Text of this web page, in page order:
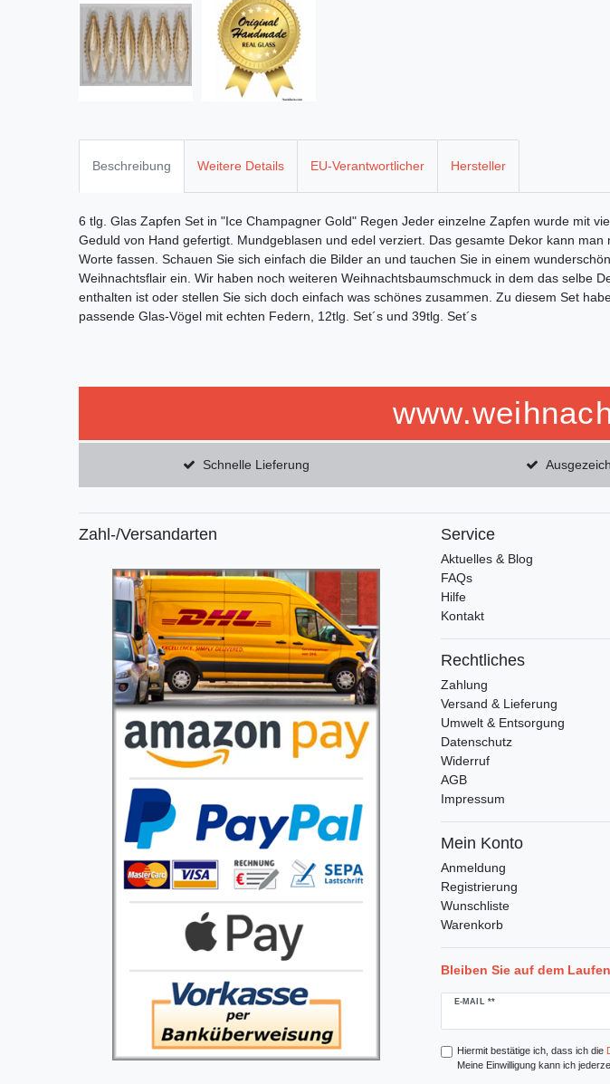
Beschreibung Weitere Details EU-Verantwortlicher Hersteller
6 tlg. Glas Zapfen Set in "Ice Champagner Gold" Regen Jeder einzelne Zapfen wurde mit
Geduld von Hand gefertigt. Mundgeblasen und edel verziert. Das gesamte Dekor kann man
Worte fassen. Schauen Sie sich einfach die Bilder an und tauchen Sie in einem
Weihnachtsflair ein. Wir haben noch weiteren Weihnachtsbaumschmuck in dem das selbe
enthalten ist oder stellen Sie sich doch einfach was schönes zusammen. Zu diesem Set
passende Glas-Vögel mit echten Federn, 12tlg. Set´s und 39tlg. Set´s
Schnelle Lieferung
Zahl-/Versandarten Service
Aktuelles & Blog
FAQs
Hilfe
Kontakt
Rechtliches
Zahlung
Versand & Lieferung
Umwelt & Entsorgung
Datenschutz
Widerruf
AGB
Impressum
Mein Konto
Anmeldung
Registrierung
Wunschliste
Warenkorb
Bleiben Sie auf dem
E-MAIL **
Newsletter
Hiermit bestätige ich, dass ich die
Meine Einwilligung kann ich